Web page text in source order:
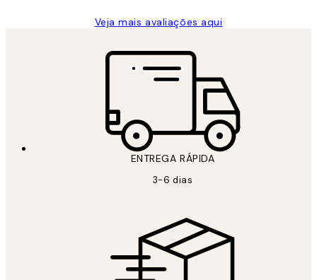
Veja mais avaliações aqui
ENTREGA RÁPIDA
3-6 dias